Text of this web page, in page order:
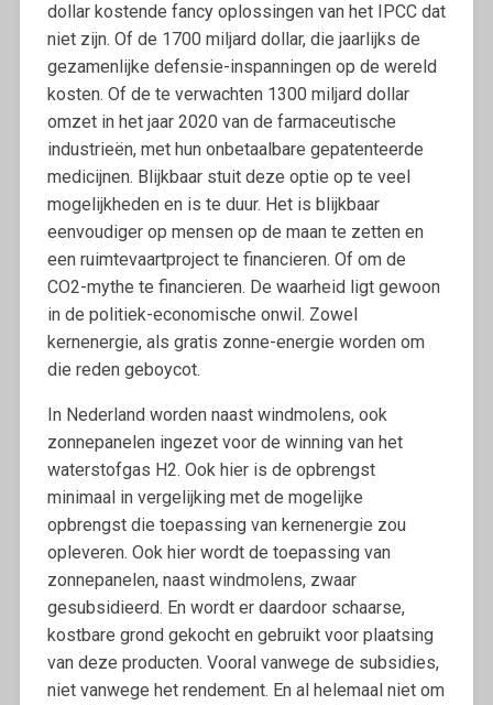
dollar kostende fancy oplossingen van het IPCC dat
niet zijn. Of de 1700 miljard dollar, die jaarlijks de
gezamenlijke defensie-inspanningen op de wereld
kosten. Of de te verwachten 1300 miljard dollar
omzet in het jaar 2020 van de farmaceutische
industrieën, met hun onbetaalbare gepatenteerde
medicijnen. Blijkbaar stuit deze optie op te veel
mogelijkheden en is te duur. Het is blijkbaar
eenvoudiger op mensen op de maan te zetten en
een ruimtevaartproject te financieren. Of om de
CO2-mythe te financieren. De waarheid ligt gewoon
in de politiek-economische onwil. Zowel
kernenergie, als gratis zonne-energie worden om
die reden geboycot.
In Nederland worden naast windmolens, ook
zonnepanelen ingezet voor de winning van het
waterstofgas H2. Ook hier is de opbrengst
minimaal in vergelijking met de mogelijke
opbrengst die toepassing van kernenergie zou
opleveren. Ook hier wordt de toepassing van
zonnepanelen, naast windmolens, zwaar
gesubsidieerd. En wordt er daardoor schaarse,
kostbare grond gekocht en gebruikt voor plaatsing
van deze producten. Vooral vanwege de subsidies,
niet vanwege het rendement. En al helemaal niet om